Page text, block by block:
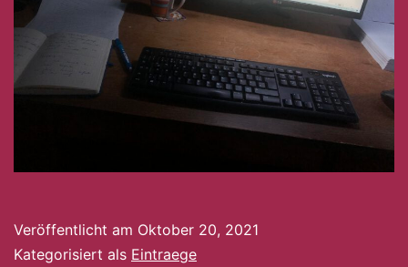
Veröffentlicht am Oktober 20, 2021
Kategorisiert als Eintraege